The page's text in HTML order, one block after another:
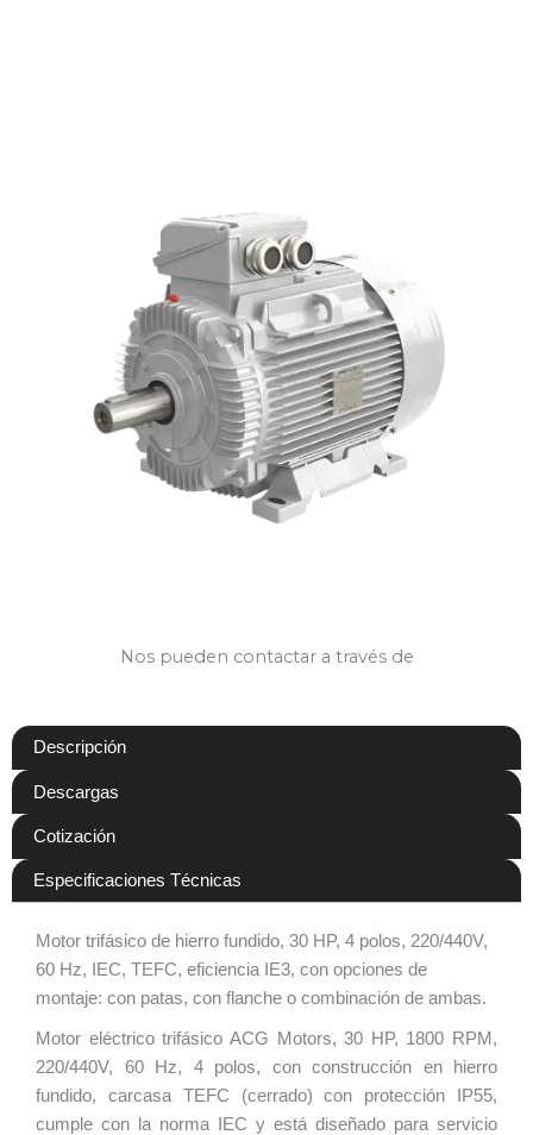
Nos pueden contactar a través de
Descripción
Descargas
Cotización
Especificaciones Técnicas
Motor trifásico de hierro fundido, 30 HP, 4 polos, 220/440V,
60 Hz, IEC, TEFC, eficiencia IE3, con opciones de
montaje: con patas, con flanche o combinación de ambas.
Motor eléctrico trifásico ACG Motors, 30 HP, 1800 RPM,
220/440V, 60 Hz, 4 polos, con construcción en hierro
fundido, carcasa TEFC (cerrado) con protección IP55,
cumple con la norma IEC y está diseñado para servicio